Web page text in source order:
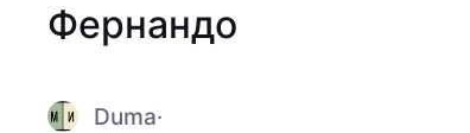
Фернандо
Duma·